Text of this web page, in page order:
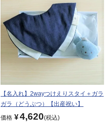
【名入れ】2wayつけえりスタイ＋ガラ
ガラ（どうぶつ）【出産祝い】
価格 ¥4,620 税込